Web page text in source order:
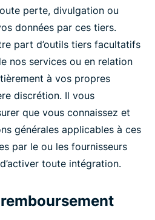
perte, divulgation ou
données par ces tiers.
part d’outils tiers facultatifs
nos services ou en relation
à vos propres
discrétion. Il vous
que vous connaissez et
générales applicables à ces
par le ou les fournisseurs
toute intégration.